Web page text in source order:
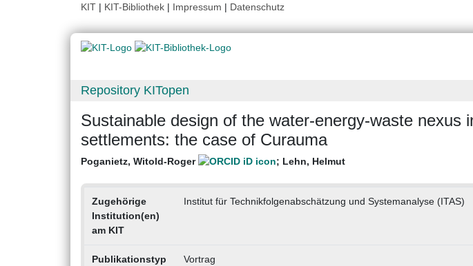
KIT | KIT-Bibliothek | Impressum | Datenschutz
Repository KITopen
Sustainable design of the water-energy-waste nexus
settlements: the case of Curauma
Poganietz, Witold-Roger ; Lehn, Helmut
Zugehörige
Institution(en)
am KIT
Institut für Technikfolgenabschätzung und Systemanalyse (ITAS)
Publikationstyp Vortrag